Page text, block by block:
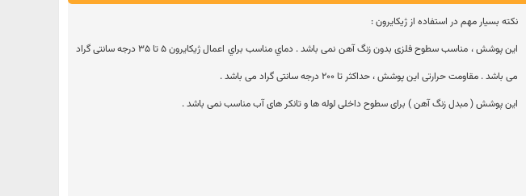
نکته بسیار مهم در استفاده از ژیکایرون :
این پوشش ، مناسب سطوح فلزی بدون زنگ آهن نمی باشد . دماي مناسب براي اعمال ژیکایرون ۵ تا ۳۵ درجه سانتی گراد
می باشد . مقاومت حرارتی این پوشش ، حداکثر تا ۲۰۰ درجه سانتی گراد می باشد .
این پوشش ( مبدل زنگ آهن ) برای سطوح داخلی لوله ها و تانکر های آب مناسب نمی باشد .